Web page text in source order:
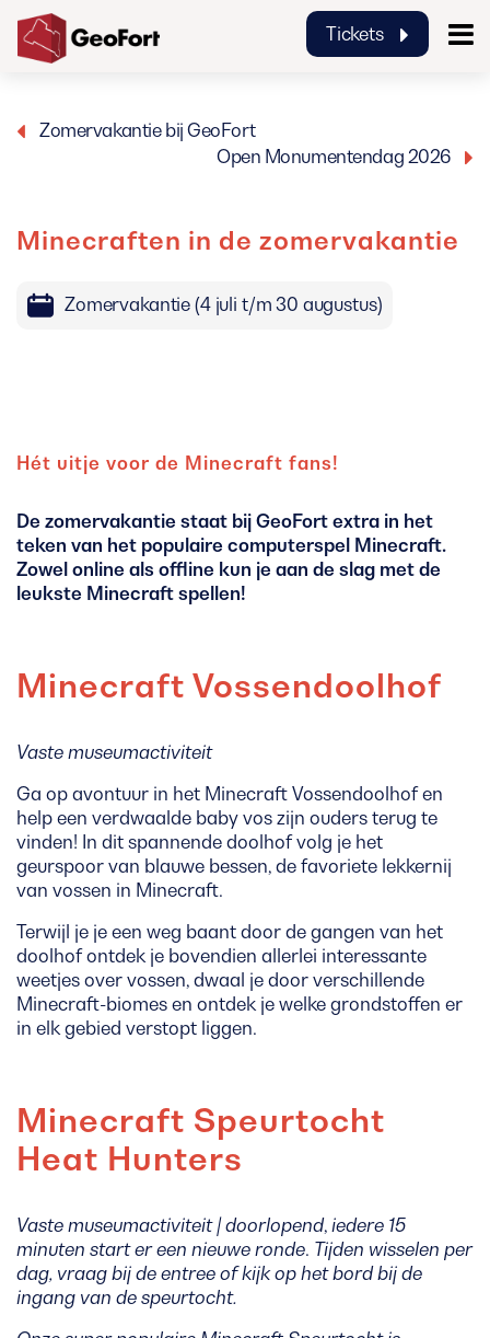
Tickets
Zomervakantie bij GeoFort
Open Monumentendag 2026
Minecraften in de zomervakantie
Zomervakantie (4 juli t/m 30 augustus)
Hét uitje voor de Minecraft fans!
De zomervakantie staat bij GeoFort extra in het
teken van het populaire computerspel Minecraft.
Zowel online als offline kun je aan de slag met de
leukste Minecraft spellen!
Minecraft Vossendoolhof
Vaste museumactiviteit
Ga op avontuur in het Minecraft Vossendoolhof en
help een verdwaalde baby vos zijn ouders terug te
vinden! In dit spannende doolhof volg je het
geurspoor van blauwe bessen, de favoriete lekkernij
van vossen in Minecraft.
Terwijl je je een weg baant door de gangen van het
doolhof ontdek je bovendien allerlei interessante
weetjes over vossen, dwaal je door verschillende
Minecraft-biomes en ontdek je welke grondstoffen er
in elk gebied verstopt liggen.
Minecraft Speurtocht
Heat Hunters
Vaste museumactiviteit | doorlopend, iedere 15
minuten start er een nieuwe ronde. Tijden wisselen per
dag, vraag bij de entree of kijk op het bord bij de
ingang van de speurtocht.